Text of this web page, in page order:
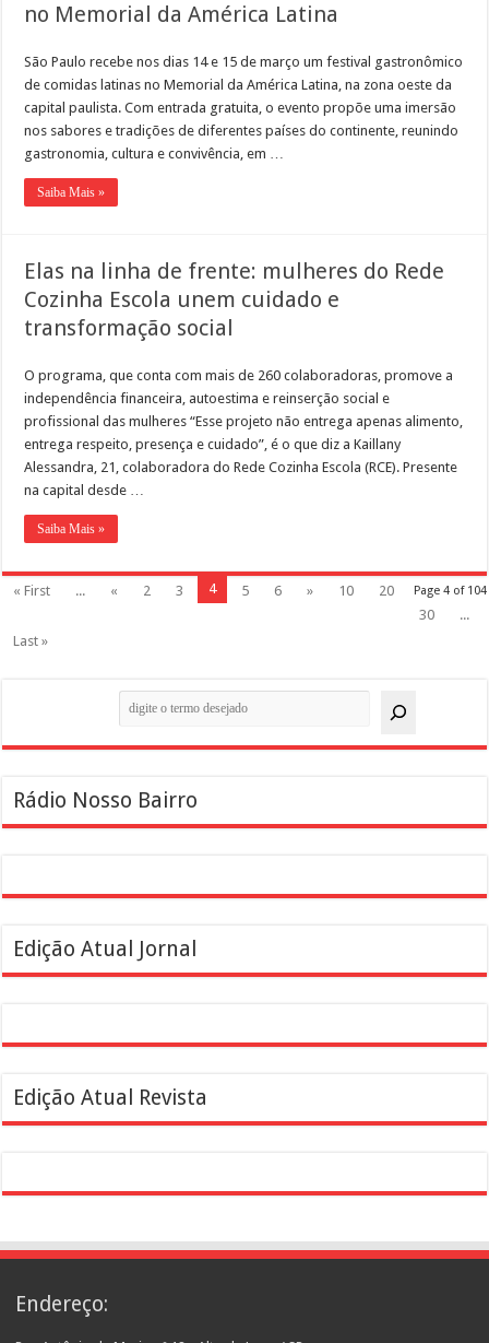
no Memorial da América Latina
São Paulo recebe nos dias 14 e 15 de março um festival gastronômico
de comidas latinas no Memorial da América Latina, na zona oeste da
capital paulista. Com entrada gratuita, o evento propõe uma imersão
nos sabores e tradições de diferentes países do continente, reunindo
gastronomia, cultura e convivência, em …
Saiba Mais »
Elas na linha de frente: mulheres do Rede
Cozinha Escola unem cuidado e
transformação social
O programa, que conta com mais de 260 colaboradoras, promove a
independência financeira, autoestima e reinserção social e
profissional das mulheres “Esse projeto não entrega apenas alimento,
entrega respeito, presença e cuidado”, é o que diz a Kaillany
Alessandra, 21, colaboradora do Rede Cozinha Escola (RCE). Presente
na capital desde …
Saiba Mais »
Page 4 of 104
« First ... « 2 3 4 5 6 » 10
20
30
...
Last »
Rádio Nosso Bairro
Edição Atual Jornal
Edição Atual Revista
Endereço: